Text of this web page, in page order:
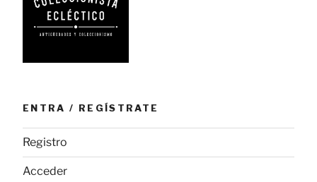
ENTRA / REGÍSTRATE
Registro
Acceder